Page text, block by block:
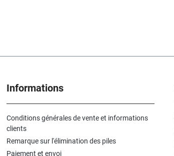
Informations
Conditions générales de vente et informations
clients
Remarque sur l'élimination des piles
Paiement et envoi